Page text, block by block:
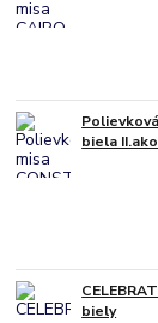
biela
biely